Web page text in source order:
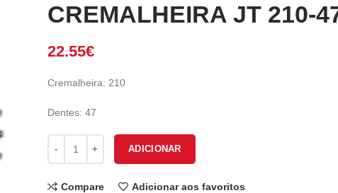
CREMALHEIRA JT 210-
22.55€
Cremalheira: 210
Dentes: 47
ADICIONAR
Compare Adicionar aos favoritos